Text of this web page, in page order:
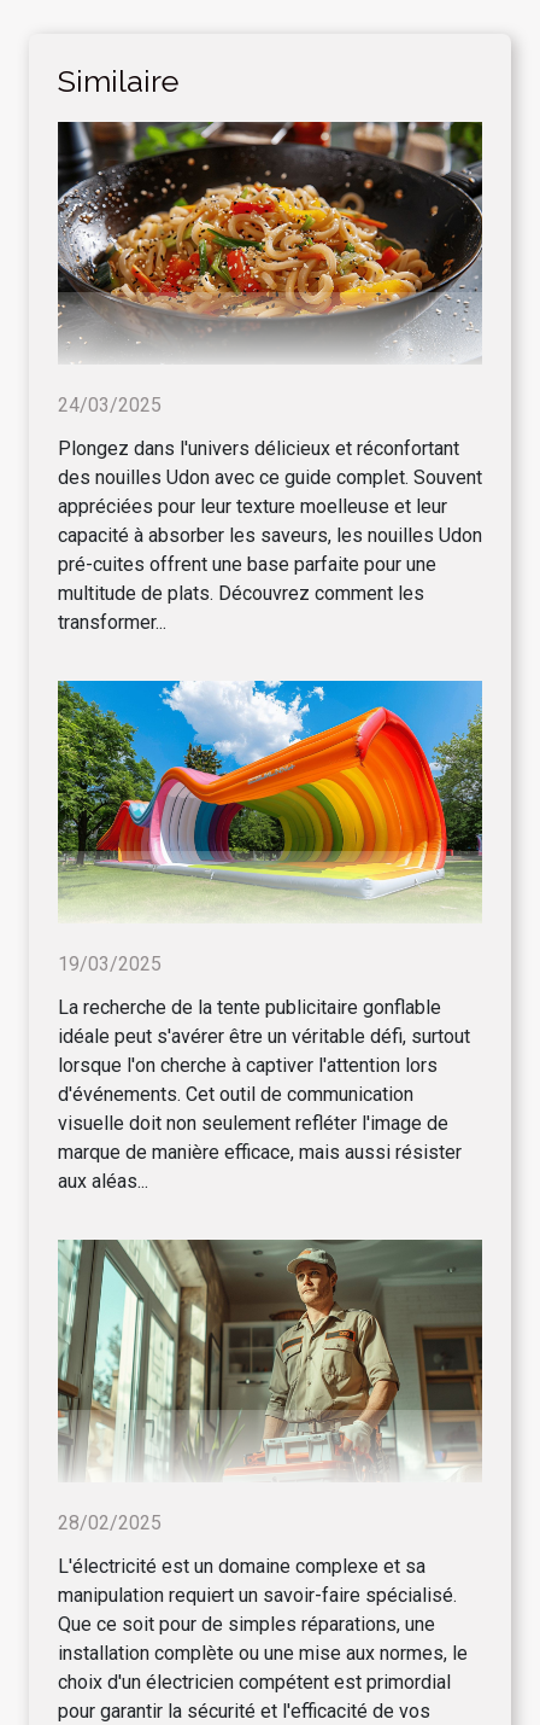
Similaire
24/03/2025
Plongez dans l'univers délicieux et réconfortant
des nouilles Udon avec ce guide complet. Souvent
appréciées pour leur texture moelleuse et leur
capacité à absorber les saveurs, les nouilles Udon
pré-cuites offrent une base parfaite pour une
multitude de plats. Découvrez comment les
transformer...
19/03/2025
La recherche de la tente publicitaire gonflable
idéale peut s'avérer être un véritable défi, surtout
lorsque l'on cherche à captiver l'attention lors
d'événements. Cet outil de communication
visuelle doit non seulement refléter l'image de
marque de manière efficace, mais aussi résister
aux aléas...
28/02/2025
L'électricité est un domaine complexe et sa
manipulation requiert un savoir-faire spécialisé.
Que ce soit pour de simples réparations, une
installation complète ou une mise aux normes, le
choix d'un électricien compétent est primordial
pour garantir la sécurité et l'efficacité de vos